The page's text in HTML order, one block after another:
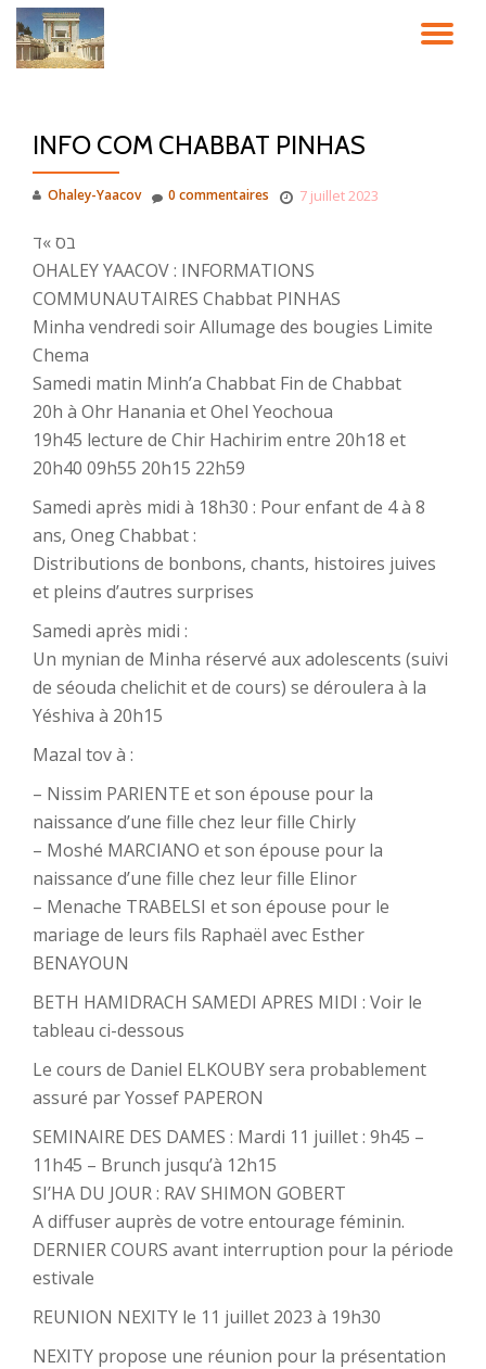
Aller
INFO COM CHABBAT PINHAS
Ohaley-Yaacov 7 juillet 2023
0 commentaires
בס »ד
OHALEY YAACOV : INFORMATIONS
COMMUNAUTAIRES Chabbat PINHAS
Minha vendredi soir Allumage des bougies Limite
Chema
Samedi matin Minh’a Chabbat Fin de Chabbat
20h à Ohr Hanania et Ohel Yeochoua
19h45 lecture de Chir Hachirim entre 20h18 et
20h40 09h55 20h15 22h59
Samedi après midi à 18h30 : Pour enfant de 4 à 8
ans, Oneg Chabbat :
Distributions de bonbons, chants, histoires juives
et pleins d’autres surprises
Samedi après midi :
Un mynian de Minha réservé aux adolescents (suivi
de séouda chelichit et de cours) se déroulera à la
Yéshiva à 20h15
Mazal tov à :
– Nissim PARIENTE et son épouse pour la
naissance d’une fille chez leur fille Chirly
– Moshé MARCIANO et son épouse pour la
naissance d’une fille chez leur fille Elinor
– Menache TRABELSI et son épouse pour le
mariage de leurs fils Raphaël avec Esther
BENAYOUN
BETH HAMIDRACH SAMEDI APRES MIDI : Voir le
tableau ci-dessous
Le cours de Daniel ELKOUBY sera probablement
assuré par Yossef PAPERON
SEMINAIRE DES DAMES : Mardi 11 juillet : 9h45 –
11h45 – Brunch jusqu’à 12h15
SI’HA DU JOUR : RAV SHIMON GOBERT
A diffuser auprès de votre entourage féminin.
DERNIER COURS avant interruption pour la période
estivale
REUNION NEXITY le 11 juillet 2023 à 19h30
NEXITY propose une réunion pour la présentation